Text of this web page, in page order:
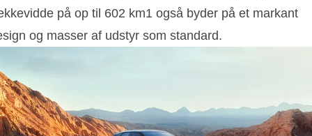
på op til 602 km1 også byder på et markant
og masser af udstyr som standard.